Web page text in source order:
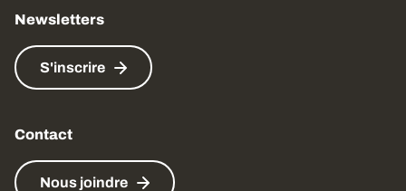
Newsletters
S'inscrire
Contact
Nous joindre